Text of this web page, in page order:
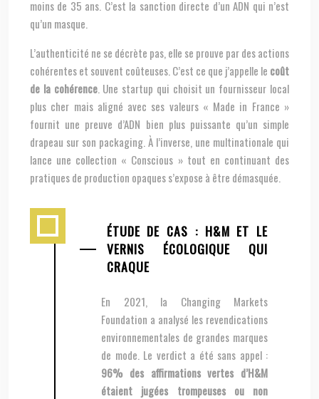
moins de 35 ans. C’est la sanction directe d’un ADN qui n’est
qu’un masque.
L’authenticité ne se décrète pas, elle se prouve par des actions
cohérentes et souvent coûteuses. C’est ce que j’appelle le coût
de la cohérence. Une startup qui choisit un fournisseur local
plus cher mais aligné avec ses valeurs « Made in France »
fournit une preuve d’ADN bien plus puissante qu’un simple
drapeau sur son packaging. À l’inverse, une multinationale qui
lance une collection « Conscious » tout en continuant des
pratiques de production opaques s’expose à être démasquée.
ÉTUDE DE CAS : H&M ET LE
VERNIS ÉCOLOGIQUE QUI
CRAQUE
En 2021, la Changing Markets
Foundation a analysé les revendications
environnementales de grandes marques
de mode. Le verdict a été sans appel :
96% des affirmations vertes d’H&M
étaient jugées trompeuses ou non